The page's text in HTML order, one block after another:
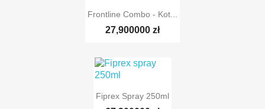
Frontline Combo - Kot...
27,900000 zł
Fiprex Spray 250ml